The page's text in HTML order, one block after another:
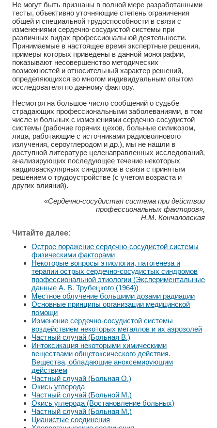
Не могут быть признаны в полной мере разработанными
тесты, объективно уточняющие степень ограничения
общей и специальной трудоспособности в связи с
изменениями сердечно-сосудистой системы при
различных видах профессиональной деятельности.
Принимаемые в настоящее время экспертные решения,
примеры которых приведены в данной монографии,
показывают несовершенство методических
возможностей и относительный характер решений,
определяющихся во многом индивидуальным опытом
исследователя по данному фактору.
Несмотря на большое число сообщений о судьбе
страдающих профессиональными заболеваниями, в том
числе и больных с изменениями сердечно-сосудистой
системы (рабочие горячих цехов, больные силикозом,
лица, работающие с источниками радиоволнового
излучения, сероуглеродом и др.), мы не нашли в
доступной литературе целенаправленных исследований,
анализирующих последующее течение некоторых
кардиоваскулярных синдромов в связи с принятым
решением о трудоустройстве (с учетом возраста и
других влияний).
«Сердечно-сосудистая система при действии
профессиональных факторов»,
Н.М. Кончаловская
Читайте далее:
Острое поражение сердечно-сосудистой системы
физическими факторами
Некоторые вопросы этиологии, патогенеза и
терапии острых сердечно-сосудистых синдромов
профессиональной этиологии (Экспериментальные
данные А. В. Трубецкого (1964))
Местное облучение большими дозами радиации
Основные принципы организации медицинской
помощи
Изменение сердечно-сосудистой системы
воздействием некоторых металлов и их аэрозолей
Частный случай (Больная В.)
Интоксикация некоторыми химическими
веществами общетоксического действия.
Вещества, обладающие аноксемирующим
действием
Частный случай (Больная О.)
Окись углерода
Частный случай (Больной М.)
Окись углерода (Востановление больных)
Частный случай (Больная М.)
Цианистые соединения